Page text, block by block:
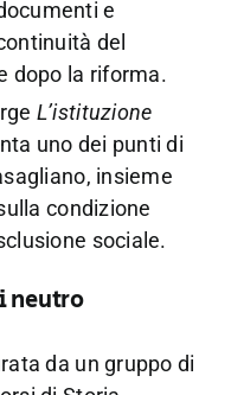
e
del
dopo la riforma.
L’istituzione
uno dei punti di
insieme
condizione
sociale.
neutro
da un gruppo di